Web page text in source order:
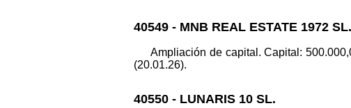
40549 - MNB REAL ESTATE 1972 SL.
Ampliación de capital. Capital:
(20.01.26).
40550 - LUNARIS 10 SL.